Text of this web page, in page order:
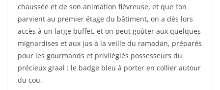
chaussée et de son animation fiévreuse, et que l’on
parvient au premier étage du bâtiment, on a dès lors
accès à un large buffet, et on peut goûter aux quelques
mignardises et aux jus à la veille du ramadan, préparés
pour les gourmands et privilégiés possesseurs du
précieux graal : le badge bleu à porter en collier autour
du cou.